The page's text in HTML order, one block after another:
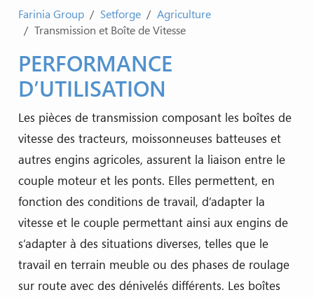
Farinia Group Setforge
Agriculture
Transmission et Boîte de Vitesse
PERFORMANCE
D’UTILISATION
Les pièces de transmission composant les boîtes de
vitesse des tracteurs, moissonneuses batteuses et
autres engins agricoles, assurent la liaison entre le
couple moteur et les ponts. Elles permettent, en
fonction des conditions de travail, d’adapter la
vitesse et le couple permettant ainsi aux engins de
s’adapter à des situations diverses, telles que le
travail en terrain meuble ou des phases de roulage
sur route avec des dénivelés différents. Les boîtes